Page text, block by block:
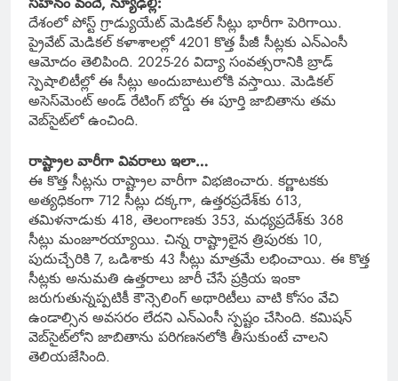
దేశంలో పోస్ట్ గ్రాడ్యుయేట్ మెడికల్ సీట్లు భారీగా పెరిగాయి.
ప్రైవేట్ మెడికల్ కళాశాలల్లో 4201 కొత్త పీజీ సీట్లకు ఎన్‌ఎంసీ
ఆమోదం తెలిపింది. 2025-26 విద్యా సంవత్సరానికి బ్రాడ్
స్పెషాలిటీల్లో ఈ సీట్లు అందుబాటులోకి వస్తాయి. మెడికల్
అసెస్‌మెంట్ అండ్ రేటింగ్ బోర్డు ఈ పూర్తి జాబితాను తమ
వెబ్‌సైట్‌లో ఉంచింది.
రాష్ట్రాల వారీగా వివరాలు ఇలా…
ఈ కొత్త సీట్లను రాష్ట్రాల వారీగా విభజించారు. కర్ణాటకకు
అత్యధికంగా 712 సీట్లు దక్కగా, ఉత్తరప్రదేశ్‌కు 613,
తమిళనాడుకు 418, తెలంగాణకు 353, మధ్యప్రదేశ్‌కు 368
సీట్లు మంజూరయ్యాయి. చిన్న రాష్ట్రాలైన త్రిపురకు 10,
పుదుచ్చేరికి 7, ఒడిశాకు 43 సీట్లు మాత్రమే లభించాయి. ఈ కొత్త
సీట్లకు అనుమతి ఉత్తరాలు జారీ చేసే ప్రక్రియ ఇంకా
జరుగుతున్నప్పటికీ కౌన్సెలింగ్ అథారిటీలు వాటి కోసం వేచి
ఉండాల్సిన అవసరం లేదని ఎన్ఎంసీ స్పష్టం చేసింది. కమిషన్
వెబ్‌సైట్‌లోని జాబితాను పరిగణనలోకి తీసుకుంటే చాలని
తెలియజేసింది.